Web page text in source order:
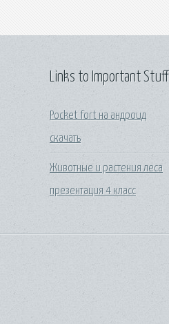
Links to Important Stuff
Pocket fort на андроид
скачать
Животные и растения леса
презентация 4 класс